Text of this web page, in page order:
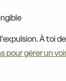
À toi
pour gérer un